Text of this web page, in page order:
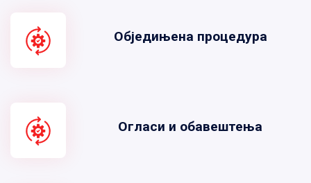
Обједињена процедура
Огласи и обавештења